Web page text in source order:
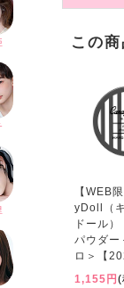
この
【WEB
yDoll（
ドール
パウダー
ロ＞【
1,155円 (